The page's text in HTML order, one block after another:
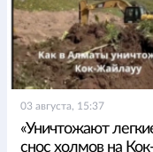
03 августа, 15:37
«Уничтожают
снос холмов на